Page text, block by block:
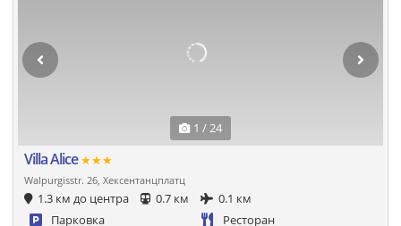
1 / 24
Villa Alice★★★
Walpurgisstr. 26, Хексентанцплатц
1.3 км до центра 0.7 км
0.1 км
Парковка
Ресторан